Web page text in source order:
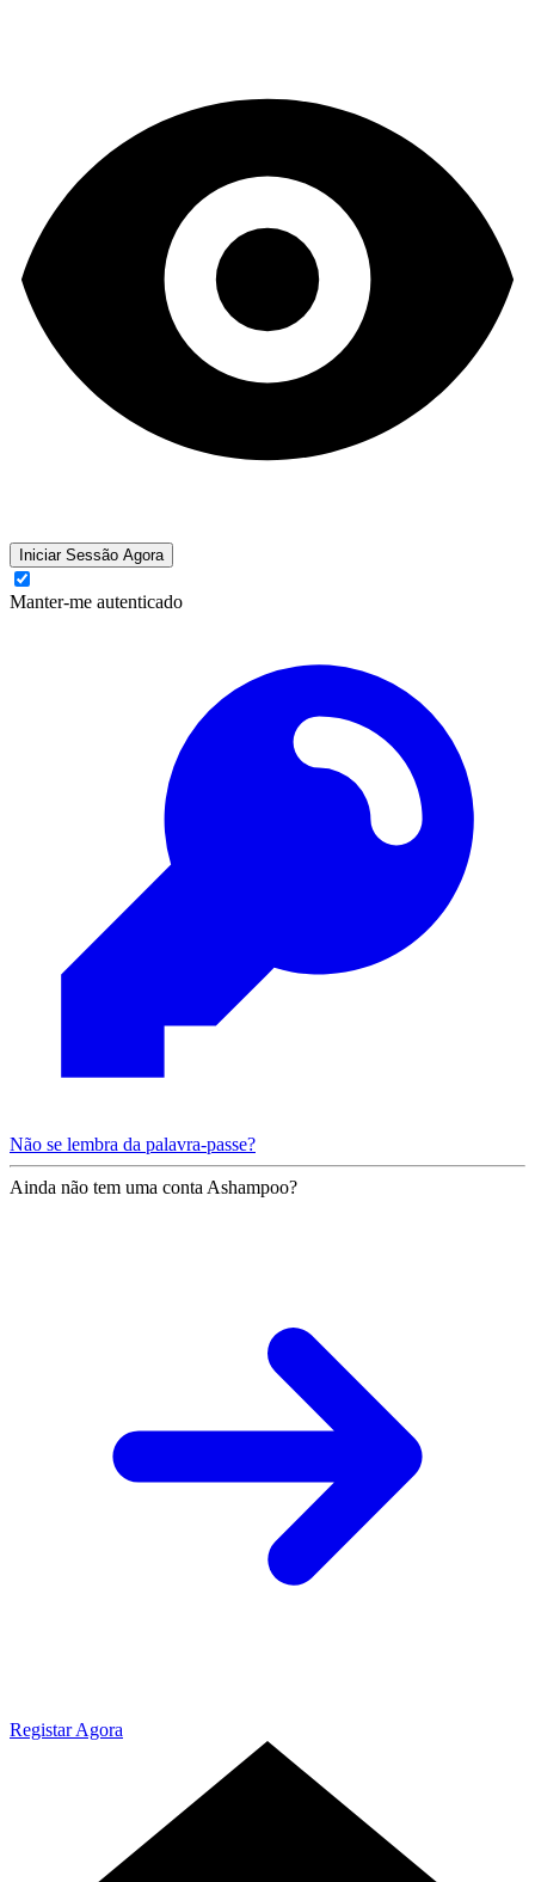
Iniciar Sessão Agora
Manter-me autenticado
Não se lembra da palavra-passe?
Ainda não tem uma conta Ashampoo?
Registar Agora